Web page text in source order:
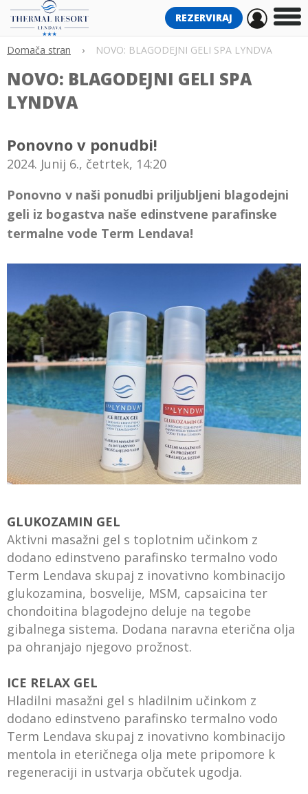
REZERVIRAJ
Domača stran › NOVO: BLAGODEJNI GELI SPA LYNDVA
NOVO: BLAGODEJNI GELI SPA
LYNDVA
Ponovno v ponudbi!
2024. Junij 6., četrtek, 14:20
Ponovno v naši ponudbi priljubljeni blagodejni
geli iz bogastva naše edinstvene parafinske
termalne vode Term Lendava!
GLUKOZAMIN GEL
Aktivni masažni gel s toplotnim učinkom z
dodano edinstveno parafinsko termalno vodo
Term Lendava skupaj z inovativno kombinacijo
glukozamina, bosvelije, MSM, capsaicina ter
chondoitina blagodejno deluje na tegobe
gibalnega sistema. Dodana naravna eterična olja
pa ohranjajo njegovo prožnost.
ICE RELAX GEL
Hladilni masažni gel s hladilnim učinkom z
dodano edinstveno parafinsko termalno vodo
Term Lendava skupaj z inovativno kombinacijo
mentola in eteričnega olja mete pripomore k
regeneraciji in ustvarja občutek ugodja.